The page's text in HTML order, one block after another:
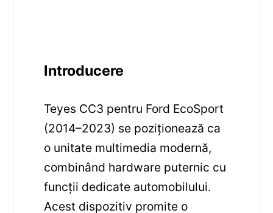
Introducere
Teyes CC3 pentru Ford EcoSport
(2014–2023) se poziționează ca
o unitate multimedia modernă,
combinând hardware puternic cu
funcții dedicate automobilului.
Acest dispozitiv promite o